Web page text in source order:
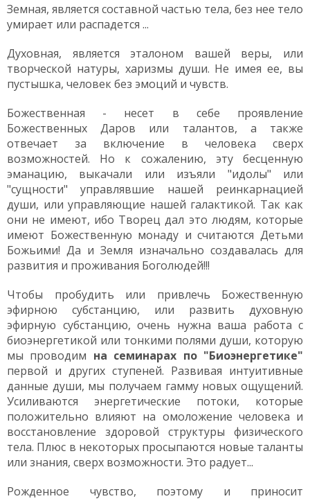
Земная, является составной частью тела, без нее тело
умирает или распадется ...
Духовная, является эталоном вашей веры, или
творческой натуры, харизмы души. Не имея ее, вы
пустышка, человек без эмоций и чувств.
Божественная - несет в себе проявление
Божественных Даров или талантов, а также
отвечает за включение в человека сверх
возможностей. Но к сожалению, эту бесценную
эманацию, выкачали или изъяли "идолы" или
"сущности" управлявшие нашей реинкарнацией
души, или управляющие нашей галактикой. Так как
они не имеют, ибо Творец дал это людям, которые
имеют Божественную монаду и считаются Детьми
Божьими! Да и Земля изначально создавалась для
развития и проживания Боголюдей!!!
Чтобы пробудить или привлечь Божественную
эфирною субстанцию, или развить духовную
эфирную субстанцию, очень нужна ваша работа с
биоэнергетикой или тонкими полями души, которую
мы проводим на семинарах по "Биоэнергетике"
первой и других ступеней. Развивая интуитивные
данные души, мы получаем гамму новых ощущений.
Усиливаются энергетические потоки, которые
положительно влияют на омоложение человека и
восстановление здоровой структуры физического
тела. Плюс в некоторых просыпаются новые таланты
или знания, сверх возможности. Это радует...
Рожденное чувство, поэтому и приносит